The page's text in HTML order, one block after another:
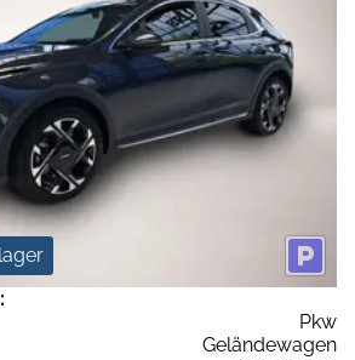
Pkw
Geländewagen